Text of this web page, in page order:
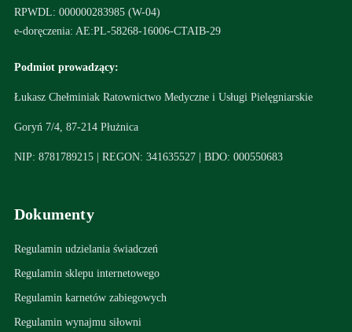
RPWDL: 000000283985 (W-04)
e-doręczenia: AE:PL-58268-16006-CTAIB-29
Podmiot prowadzący:
Łukasz Chełminiak Ratownictwo Medyczne i Usługi Pielęgniarskie
Goryń 7/4, 87-214 Płużnica
NIP: 8781789215 | REGON: 341635527 | BDO: 000550683
Dokumenty
Regulamin udzielania świadczeń
Regulamin sklepu internetowego
Regulamin karnetów zabiegowych
Regulamin wynajmu siłowni